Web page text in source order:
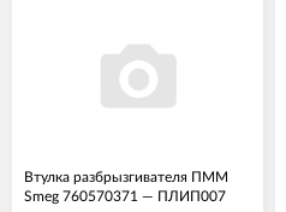
Втулка разбрызгивателя ПММ
Smeg 760570371 — ПЛИП007